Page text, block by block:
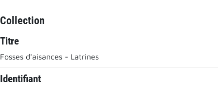
Collection
Titre
Fosses d'aisances - Latrines
Identifiant